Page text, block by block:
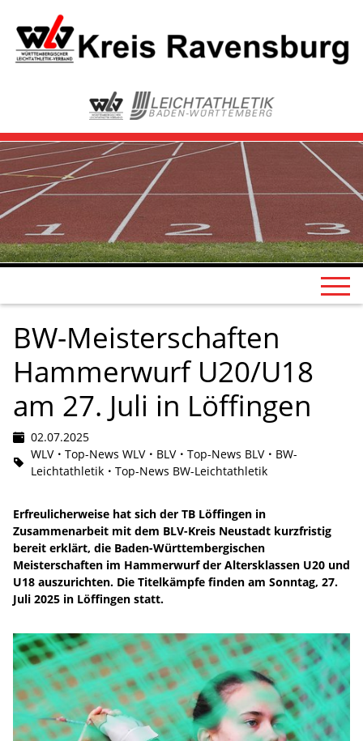
BW-Meisterschaften
Hammerwurf U20/U18
am 27. Juli in Löffingen
02.07.2025
WLV
Top-News WLV BLV Top-News BLV
BW-
Leichtathletik
Top-News BW-Leichtathletik
Erfreulicherweise hat sich der TB Löffingen in
Zusammenarbeit mit dem BLV-Kreis Neustadt kurzfristig
bereit erklärt, die Baden-Württembergischen
Meisterschaften im Hammerwurf der Altersklassen U20 und
U18 auszurichten. Die Titelkämpfe finden am Sonntag, 27.
Juli 2025 in Löffingen statt.